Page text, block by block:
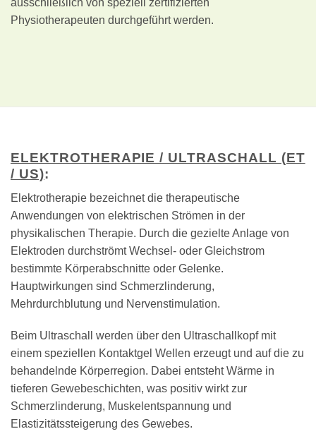
ausschließlich von speziell zertifizierten
Physiotherapeuten durchgeführt werden.
ELEKTROTHERAPIE / ULTRASCHALL (ET
/ US):
Elektrotherapie bezeichnet die therapeutische
Anwendungen von elektrischen Strömen in der
physikalischen Therapie. Durch die gezielte Anlage von
Elektroden durchströmt Wechsel- oder Gleichstrom
bestimmte Körperabschnitte oder Gelenke.
Hauptwirkungen sind Schmerzlinderung,
Mehrdurchblutung und Nervenstimulation.
Beim Ultraschall werden über den Ultraschallkopf mit
einem speziellen Kontaktgel Wellen erzeugt und auf die zu
behandelnde Körperregion. Dabei entsteht Wärme in
tieferen Gewebeschichten, was positiv wirkt zur
Schmerzlinderung, Muskelentspannung und
Elastizitätssteigerung des Gewebes.